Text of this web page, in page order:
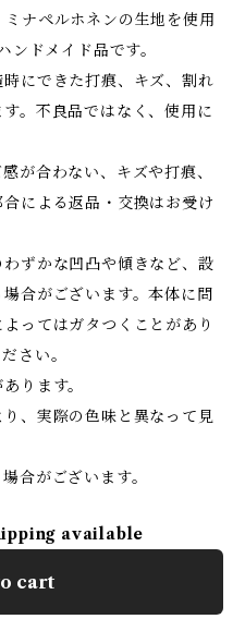
ナペルホネンの生地を使用
ドメイド品です。
にできた打痕、キズ、割れ
。不良品ではなく、使用に
が合わない、キズや打痕、
による返品・交換はお受け
ずかな凹凸や傾きなど、設
合がございます。本体に問
ってはガタつくことがあり
さい。
ります。
、実際の色味と異なって見
合がございます。
available
cart